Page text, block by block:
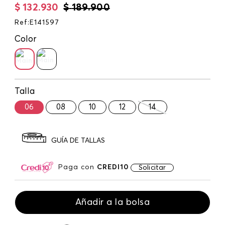
$ 189.900
$ 132.930
Ref : E141597
Color
Talla
06 08 10 12 14
GUÍA DE TALLAS
Paga con CREDI10 Solicitar
Añadir a la bolsa